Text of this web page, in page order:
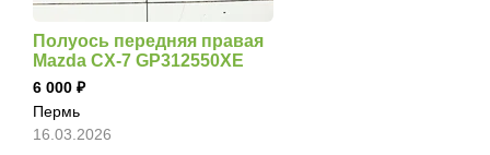
Полуось передняя правая
Mazda CX-7 GP312550XE
6 000
Пермь
16.03.2026